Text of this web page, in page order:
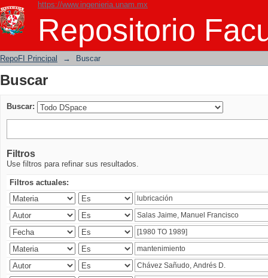
https://www.ingenieria.unam.mx
Repositorio
Buscar
RepoFI Principal → Buscar
Buscar
Buscar:
Filtros
Use filtros para refinar sus resultados.
Filtros actuales: